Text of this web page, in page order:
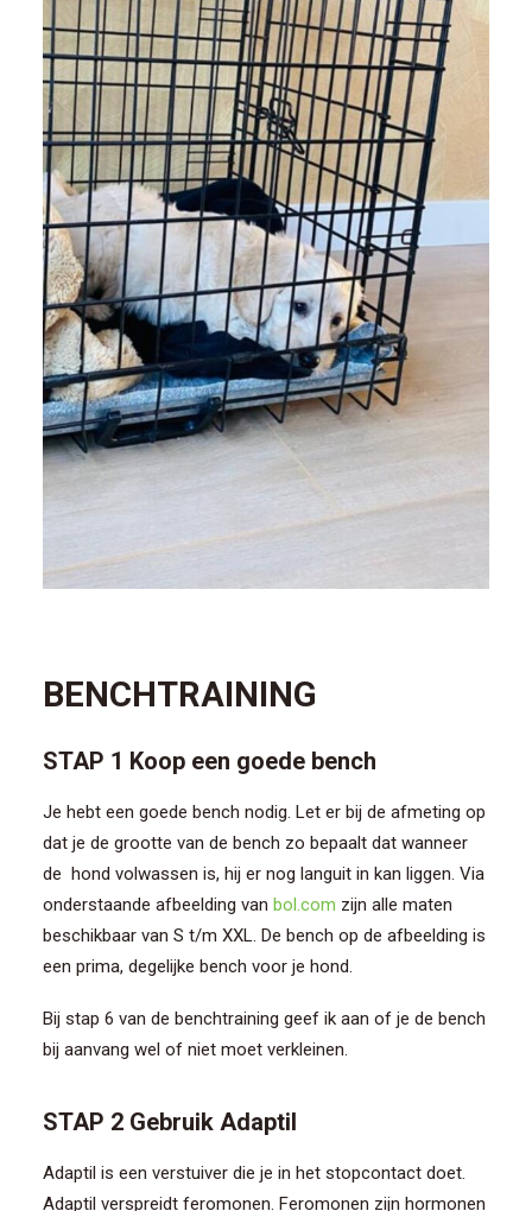
BENCHTRAINING
STAP 1 Koop een goede bench
Je hebt een goede bench nodig. Let er bij de afmeting op
dat je de grootte van de bench zo bepaalt dat wanneer
de hond volwassen is, hij er nog languit in kan liggen. Via
onderstaande afbeelding van bol.com zijn alle maten
beschikbaar van S t/m XXL. De bench op de afbeelding is
een prima, degelijke bench voor je hond.
Bij stap 6 van de benchtraining geef ik aan of je de bench
bij aanvang wel of niet moet verkleinen.
STAP 2 Gebruik Adaptil
Adaptil is een verstuiver die je in het stopcontact doet.
Adaptil verspreidt feromonen. Feromonen zijn hormonen